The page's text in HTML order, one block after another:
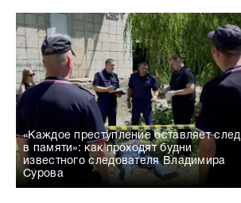
«Каждое преступление оставляет след
в памяти»: как проходят будни
известного следователя Владимира
Сурова